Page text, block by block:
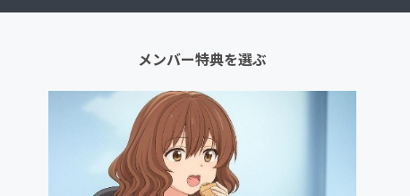
メンバー特典を選ぶ